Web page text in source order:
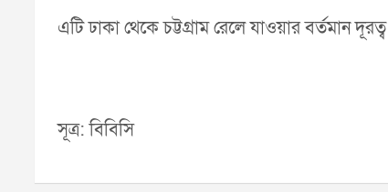
এটি ঢাকা থেকে চট্টগ্রাম রেলে যাওয়ার
সূত্র: বিবিসি